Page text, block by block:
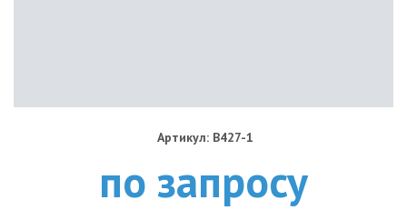
Артикул: B427-1
по запросу